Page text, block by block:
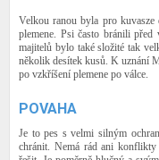
Velkou ranou byla pro
plemene. Psi často bránili
majitelů bylo také složité tak
několik desítek kusů. K uznání
po vzkříšení plemene po válce.
POVAHA
Je to pes s velmi silným
chránit. Nemá rád ani